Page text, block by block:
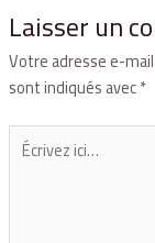
Laisser un
Votre adresse e-
sont indiqués avec*